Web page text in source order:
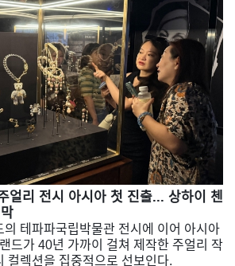
얼리 전시 아시아 첫 진출... 상하이 첸
의 테파파국립박물관 전시에 이어 아시아
드가 40년 가까이 걸쳐 제작한 주얼리 작
컬렉션을 집중적으로 선보인다.